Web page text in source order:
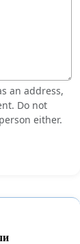
an address,
Do not
either.